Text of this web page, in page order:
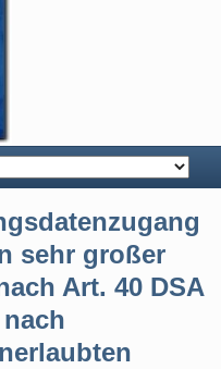
sehr großer
Art. 40 DSA